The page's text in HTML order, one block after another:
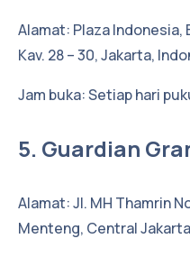
Alamat: Plaza Indonesia,
Kav. 28 – 30, Jakarta,
Jam buka: Setiap hari
5. Guardian
Alamat: Jl. MH Thamrin
Menteng, Central